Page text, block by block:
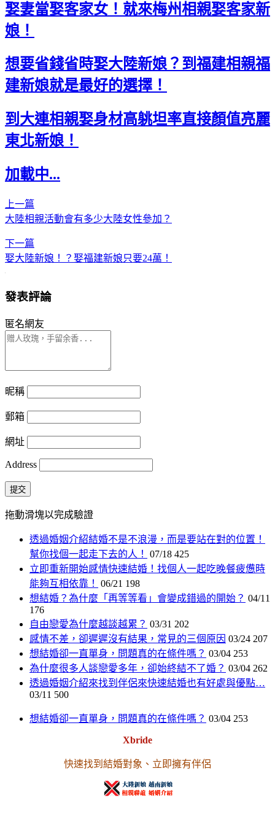
娶妻當娶客家女！就來梅州相親娶客家新
娘！
想要省錢省時娶大陸新娘？到福建相親福
建新娘就是最好的選擇！
到大連相親娶身材高䠷坦率直接顏值亮麗
東北新娘！
加載中...
上一篇
大陸相親活動會有多少大陸女性參加？
下一篇
娶大陸新娘！？娶福建新娘只要24萬！
發表評論
匿名網友
昵稱
郵箱
網址
Address
提交
拖動滑塊以完成驗證
透過婚姻介紹結婚不是不浪漫，而是要站在對的位置！
幫你找個一起走下去的人！
07/18 425
立即重新開始感情快速結婚！找個人一起吃晚餐疲憊時
能夠互相依靠！
06/21 198
想結婚？為什麼「再等等看」會變成錯過的開始？ 04/11
176
自由戀愛為什麼越談越累？ 03/31 202
感情不差，卻遲遲沒有結果，常見的三個原因 03/24 207
想結婚卻一直單身，問題真的在條件嗎？ 03/04 253
為什麼很多人談戀愛多年，卻始終結不了婚？ 03/04 262
透過婚姻介紹來找到伴侶來快速結婚也有好處與優點…
03/11 500
想結婚卻一直單身，問題真的在條件嗎？ 03/04 253
Xbride
快速找到結婚對象、立即擁有伴侶